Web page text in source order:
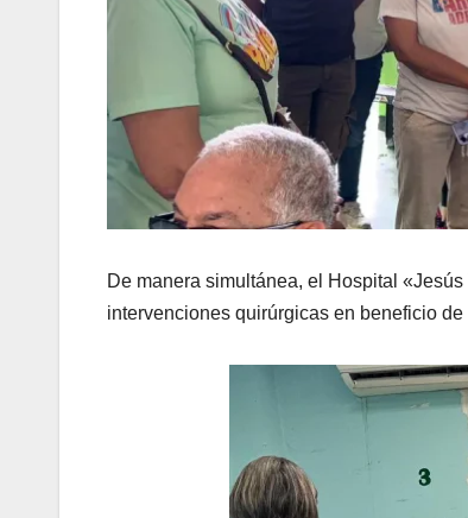
​De manera simultánea, el Hospital
intervenciones quirúrgicas en beneficio